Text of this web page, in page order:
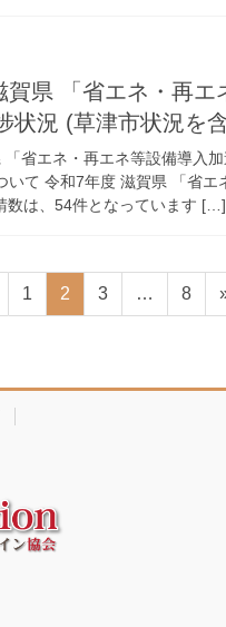
県 「省エネ・再エ
状況 (草津市状況を
「省エネ・再エネ等設備導入
いて 令和7年度 滋賀県 「省エ
数は、54件となっています […]
固
定
1
固
定
2
固
定
3 …
固
定
8